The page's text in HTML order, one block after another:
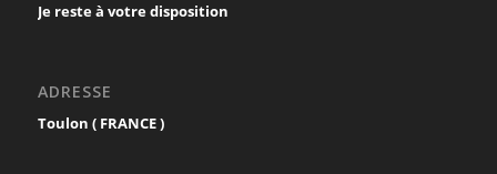
Je reste à votre disposition
ADRESSE
Toulon ( FRANCE )